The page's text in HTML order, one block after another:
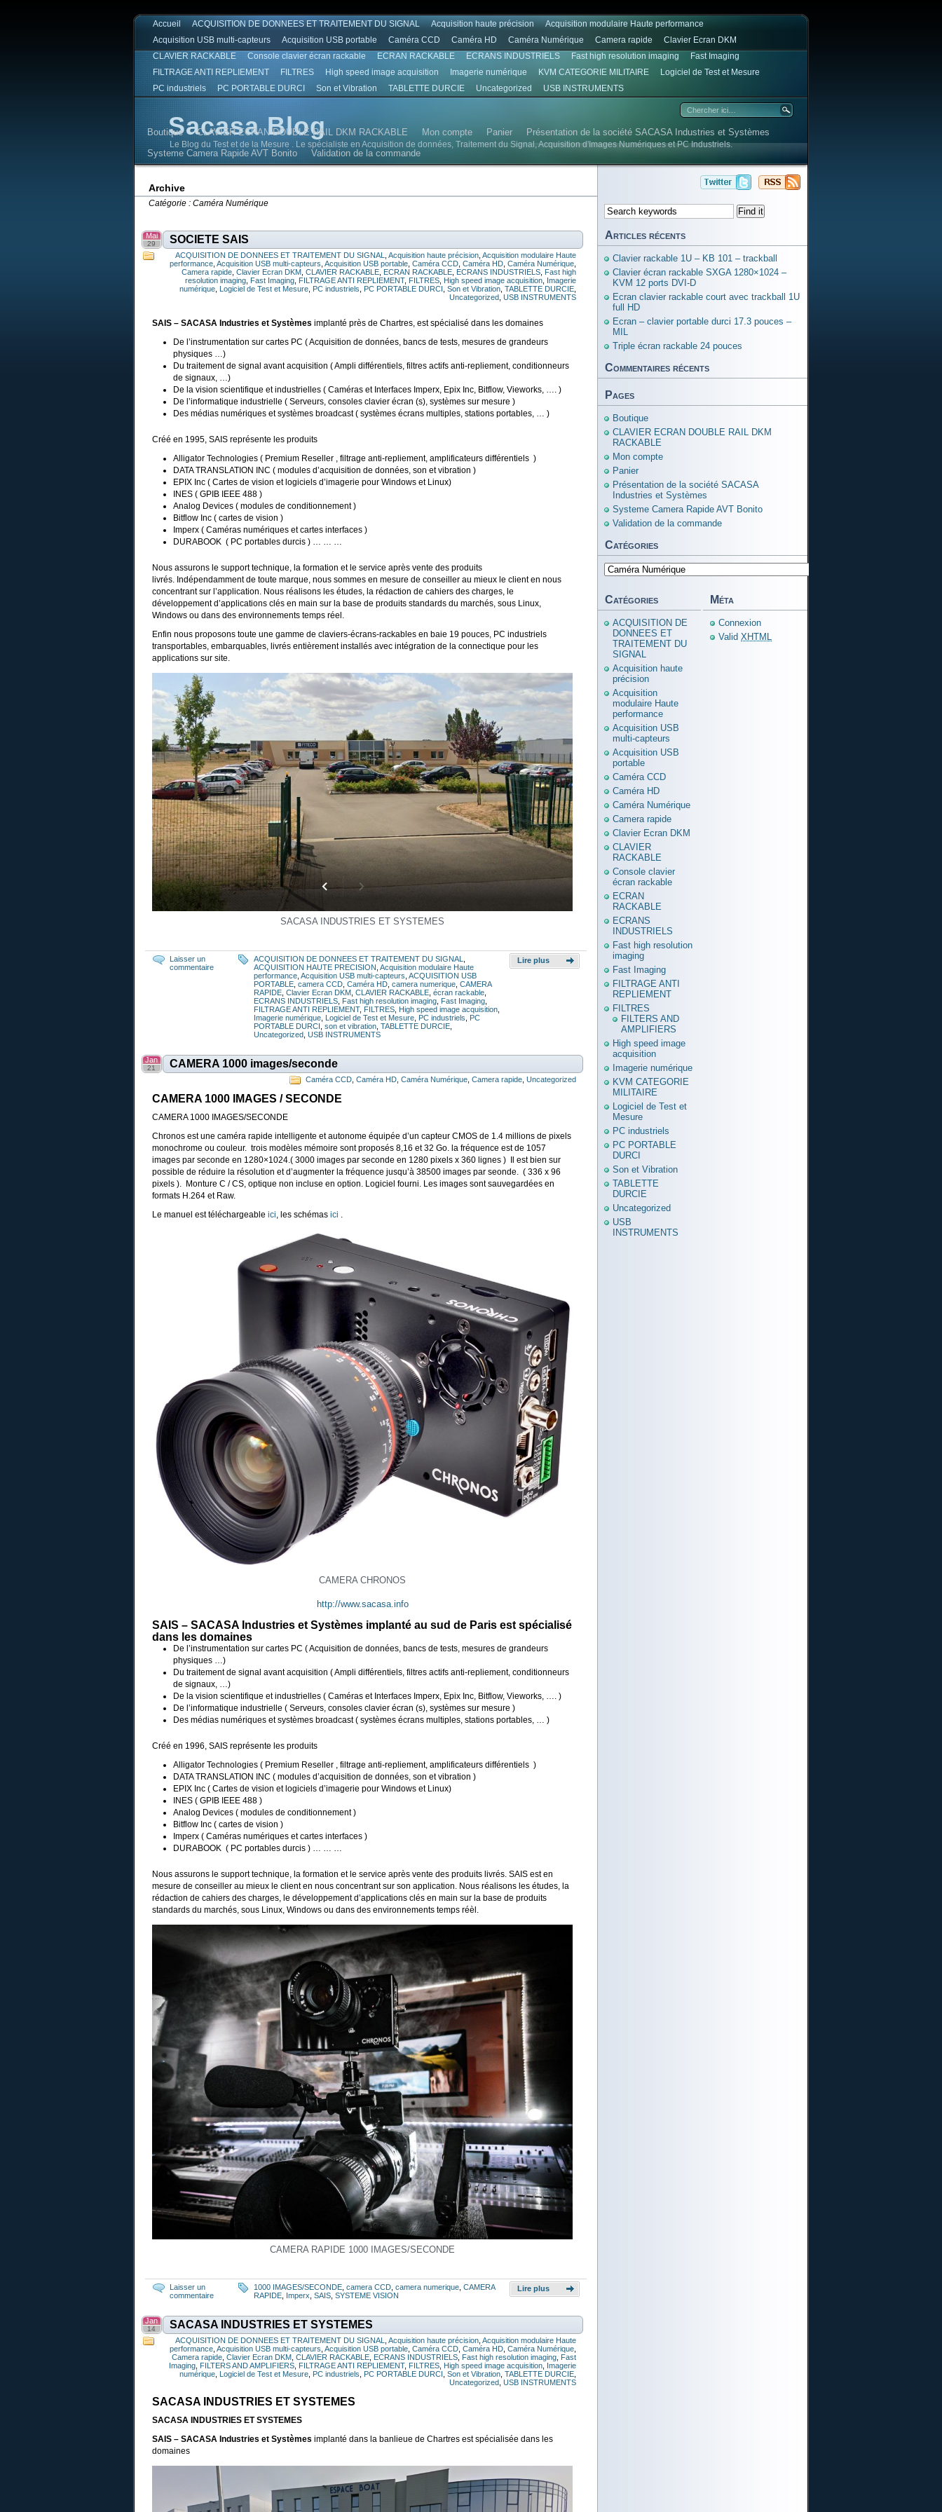
Accueil ACQUISITION DE DONNEES ET TRAITEMENT DU SIGNAL Acquisition haute précision
Acquisition modulaire Haute performance
Acquisition USB multi-capteurs
Acquisition USB portable Caméra CCD Caméra HD Caméra Numérique Camera rapide
Clavier Ecran DKM
CLAVIER RACKABLE
Console clavier écran rackable ECRAN RACKABLE ECRANS INDUSTRIELS Fast high resolution imaging
Fast Imaging
FILTRAGE ANTI REPLIEMENT
FILTRES High speed image acquisition Imagerie numérique KVM CATEGORIE MILITAIRE
Logiciel de Test et Mesure
PC industriels
PC PORTABLE DURCI Son et Vibration TABLETTE DURCIE Uncategorized USB INSTRUMENTS
Sacasa Blog
Le Blog du Test et de la Mesure . Le spécialiste en Acquisition de données, Traitement du Signal, Acquisition d'Images Numériques et PC Industriels.
Boutique CLAVIER ECRAN DOUBLE RAIL DKM RACKABLE Mon compte Panier
Présentation de la société SACASA Industries et Systèmes
Systeme Camera Rapide AVT Bonito
Validation de la commande
Archive
Catégorie : Caméra Numérique
SOCIETE SAIS
Mai
29
ACQUISITION DE DONNEES ET TRAITEMENT DU SIGNAL Acquisition haute précision Acquisition modulaire Haute
performance Acquisition USB multi-capteurs Acquisition USB portable Caméra CCD Caméra HD Caméra Numérique
Camera rapide Clavier Ecran DKM CLAVIER RACKABLE ECRAN RACKABLE ECRANS INDUSTRIELS Fast high
resolution imaging Fast Imaging FILTRAGE ANTI REPLIEMENT, FILTRES High speed image acquisition Imagerie
numérique Logiciel de Test et Mesure PC industriels PC PORTABLE DURCI Son et Vibration TABLETTE DURCIE
Uncategorized USB INSTRUMENTS
SAIS – SACASA Industries et Systèmes implanté près de Chartres, est spécialisé dans les domaines
De l’instrumentation sur cartes PC ( Acquisition de données, bancs de tests, mesures de grandeurs
physiques …)
Du traitement de signal avant acquisition ( Ampli différentiels, filtres actifs anti-repliement, conditionneurs
de signaux, …)
De la vision scientifique et industrielles ( Caméras et Interfaces Imperx, Epix Inc, Bitflow, Vieworks, …. )
De l’informatique industrielle ( Serveurs, consoles clavier écran (s), systèmes sur mesure )
Des médias numériques et systèmes broadcast ( systèmes écrans multiples, stations portables, … )
Créé en 1995, SAIS représente les produits
Alligator Technologies ( Premium Reseller , filtrage anti-repliement, amplificateurs différentiels )
DATA TRANSLATION INC ( modules d’acquisition de données, son et vibration )
EPIX Inc ( Cartes de vision et logiciels d’imagerie pour Windows et Linux)
INES ( GPIB IEEE 488 )
Analog Devices ( modules de conditionnement )
Bitflow Inc ( cartes de vision )
Imperx ( Caméras numériques et cartes interfaces )
DURABOOK ( PC portables durcis ) … … …
Nous assurons le support technique, la formation et le service après vente des produits
livrés. Indépendamment de toute marque, nous sommes en mesure de conseiller au mieux le client en nous
concentrant sur l’application. Nous réalisons les études, la rédaction de cahiers des charges, le
développement d’applications clés en main sur la base de produits standards du marchés, sous Linux,
Windows ou dans des environnements temps réel.
Enfin nous proposons toute une gamme de claviers-écrans-rackables en baie 19 pouces, PC industriels
transportables, embarquables, livrés entièrement installés avec intégration de la connectique pour les
applications sur site.
SACASA INDUSTRIES ET SYSTEMES
Laisser un
commentaire
ACQUISITION DE DONNEES ET TRAITEMENT DU SIGNAL
ACQUISITION HAUTE PRECISION Acquisition modulaire Haute
performance Acquisition USB multi-capteurs ACQUISITION USB
PORTABLE camera CCD Caméra HD camera numerique CAMERA
RAPIDE Clavier Ecran DKM CLAVIER RACKABLE écran rackable
ECRANS INDUSTRIELS
Fast high resolution imaging Fast Imaging
FILTRAGE ANTI REPLIEMENT, FILTRES High speed image acquisition
Imagerie numérique
Logiciel de Test et Mesure PC industriels
PC
PORTABLE DURCI
son et vibration TABLETTE DURCIE
Uncategorized USB INSTRUMENTS
Lire plus
CAMERA 1000 images/seconde
Jan
21
Caméra CCD Caméra HD Caméra Numérique Camera rapide Uncategorized
CAMERA 1000 IMAGES / SECONDE
CAMERA 1000 IMAGES/SECONDE
Chronos est une caméra rapide intelligente et autonome équipée d’un capteur CMOS de 1.4 millions de pixels
monochrome ou couleur. trois modèles mémoire sont proposés 8,16 et 32 Go. la fréquence est de 1057
images par seconde en 1280×1024.( 3000 images par seconde en 1280 pixels x 360 lignes ) Il est bien sur
possible de réduire la résolution et d’augmenter la fréquence jusqu’à 38500 images par seonde. ( 336 x 96
pixels ). Monture C / CS, optique non incluse en option. Logiciel fourni. Les images sont sauvegardées en
formats H.264 et Raw.
Le manuel est téléchargeable ici, les schémas ici .
CAMERA CHRONOS
http://www.sacasa.info
SAIS – SACASA Industries et Systèmes implanté au sud de Paris est spécialisé
dans les domaines
De l’instrumentation sur cartes PC ( Acquisition de données, bancs de tests, mesures de grandeurs
physiques …)
Du traitement de signal avant acquisition ( Ampli différentiels, filtres actifs anti-repliement, conditionneurs
de signaux, …)
De la vision scientifique et industrielles ( Caméras et Interfaces Imperx, Epix Inc, Bitflow, Vieworks, …. )
De l’informatique industrielle ( Serveurs, consoles clavier écran (s), systèmes sur mesure )
Des médias numériques et systèmes broadcast ( systèmes écrans multiples, stations portables, … )
Créé en 1996, SAIS représente les produits
Alligator Technologies ( Premium Reseller , filtrage anti-repliement, amplificateurs différentiels )
DATA TRANSLATION INC ( modules d’acquisition de données, son et vibration )
EPIX Inc ( Cartes de vision et logiciels d’imagerie pour Windows et Linux)
INES ( GPIB IEEE 488 )
Analog Devices ( modules de conditionnement )
Bitflow Inc ( cartes de vision )
Imperx ( Caméras numériques et cartes interfaces )
DURABOOK ( PC portables durcis ) … … …
Nous assurons le support technique, la formation et le service après vente des produits livrés. SAIS est en
mesure de conseiller au mieux le client en nous concentrant sur son application. Nous réalisons les études, la
rédaction de cahiers des charges, le développement d’applications clés en main sur la base de produits
standards du marchés, sous Linux, Windows ou dans des environnements temps réèl.
CAMERA RAPIDE 1000 IMAGES/SECONDE
Laisser un
commentaire
1000 IMAGES/SECONDE camera CCD camera numerique CAMERA
RAPIDE
Imperx SAIS SYSTEME VISION
Lire plus
SACASA INDUSTRIES ET SYSTEMES
Jan
14
ACQUISITION DE DONNEES ET TRAITEMENT DU SIGNAL Acquisition haute précision Acquisition modulaire Haute
performance Acquisition USB multi-capteurs Acquisition USB portable Caméra CCD Caméra HD Caméra Numérique
Camera rapide Clavier Ecran DKM CLAVIER RACKABLE ECRANS INDUSTRIELS Fast high resolution imaging
Fast
Imaging
FILTERS AND AMPLIFIERS FILTRAGE ANTI REPLIEMENT, FILTRES High speed image acquisition
Imagerie
numérique
Logiciel de Test et Mesure PC industriels PC PORTABLE DURCI Son et Vibration TABLETTE DURCIE
Uncategorized USB INSTRUMENTS
SACASA INDUSTRIES ET SYSTEMES
SACASA INDUSTRIES ET SYSTEMES
SAIS – SACASA Industries et Systèmes implanté dans la banlieue de Chartres est spécialisée dans les
domaines
Articles récents
Clavier rackable 1U – KB 101 – trackball
Clavier écran rackable SXGA 1280×1024 –
KVM 12 ports DVI-D
Ecran clavier rackable court avec trackball 1U
full HD
Ecran – clavier portable durci 17.3 pouces –
MIL
Triple écran rackable 24 pouces
Commentaires récents
Pages
Boutique
CLAVIER ECRAN DOUBLE RAIL DKM
RACKABLE
Mon compte
Panier
Présentation de la société SACASA
Industries et Systèmes
Systeme Camera Rapide AVT Bonito
Validation de la commande
Catégories
Catégories
Catégories
ACQUISITION DE
DONNEES ET
TRAITEMENT DU
SIGNAL
Acquisition haute
précision
Acquisition
modulaire Haute
performance
Acquisition USB
multi-capteurs
Acquisition USB
portable
Caméra CCD
Caméra HD
Caméra Numérique
Camera rapide
Clavier Ecran DKM
CLAVIER
RACKABLE
Console clavier
écran rackable
ECRAN
RACKABLE
ECRANS
INDUSTRIELS
Fast high resolution
imaging
Fast Imaging
FILTRAGE ANTI
REPLIEMENT
FILTRES
FILTERS AND
AMPLIFIERS
High speed image
acquisition
Imagerie numérique
KVM CATEGORIE
MILITAIRE
Logiciel de Test et
Mesure
PC industriels
PC PORTABLE
DURCI
Son et Vibration
TABLETTE
DURCIE
Uncategorized
USB
INSTRUMENTS
Méta
Connexion
Valid XHTML